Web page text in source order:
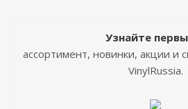
Узнайте
ассортимент, новинки, акции и
VinylRussia.